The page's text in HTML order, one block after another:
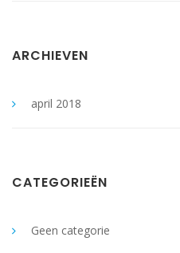
ARCHIEVEN
april 2018
CATEGORIEËN
Geen categorie